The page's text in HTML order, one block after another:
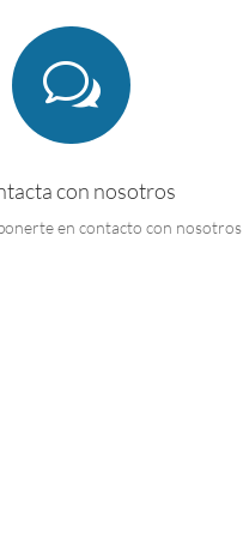
w
con nosotros
en contacto con nosotros